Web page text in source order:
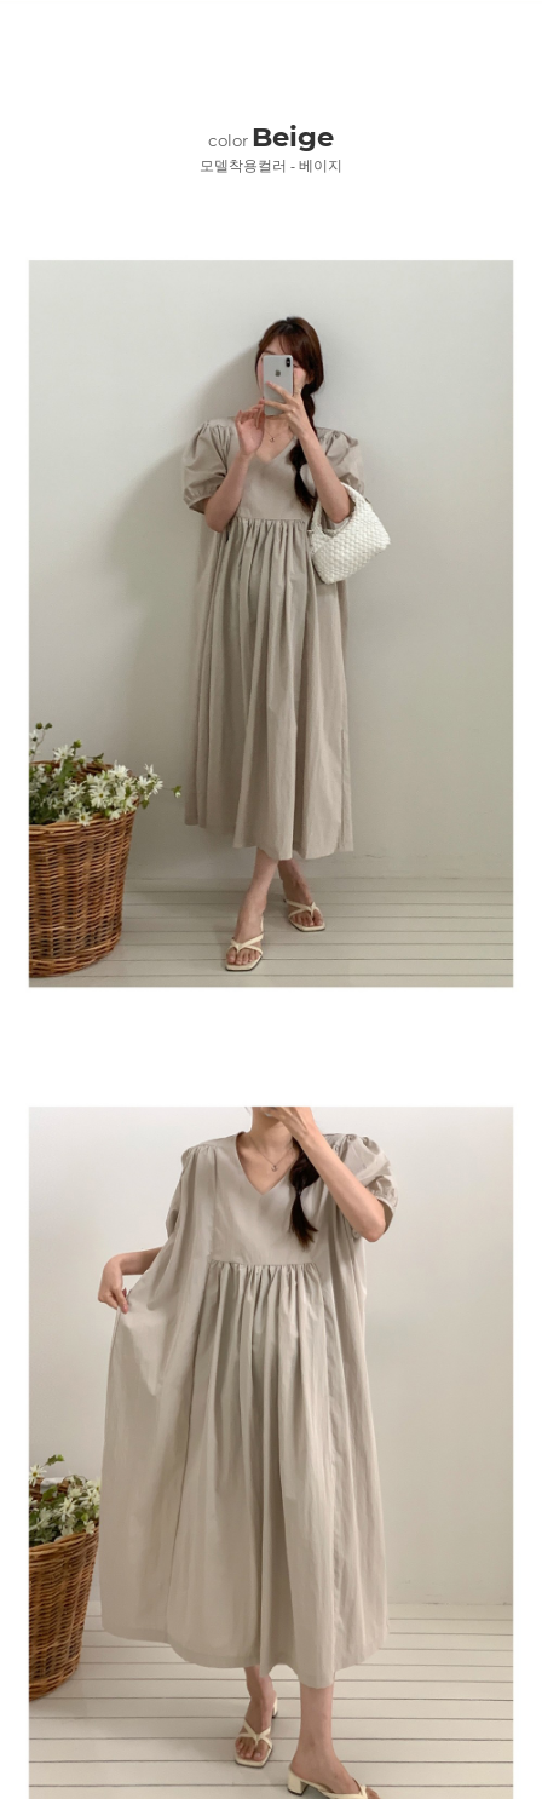
color Beige
모델착용컬러 - 베이지